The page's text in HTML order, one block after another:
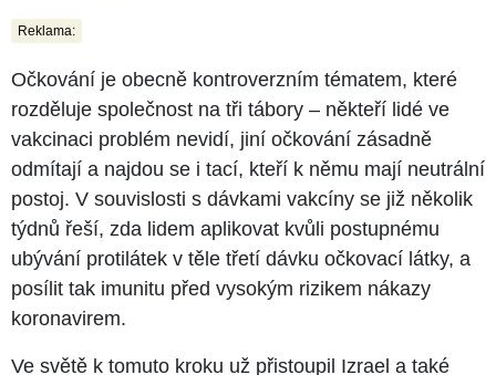
Reklama:
Očkování je obecně kontroverzním tématem, které
rozděluje společnost na tři tábory – někteří lidé ve
vakcinaci problém nevidí, jiní očkování zásadně
odmítají a najdou se i tací, kteří k němu mají neutrální
postoj. V souvislosti s dávkami vakcíny se již několik
týdnů řeší, zda lidem aplikovat kvůli postupnému
ubývání protilátek v těle třetí dávku očkovací látky, a
posílit tak imunitu před vysokým rizikem nákazy
koronavirem.
Ve světě k tomuto kroku už přistoupil Izrael a také